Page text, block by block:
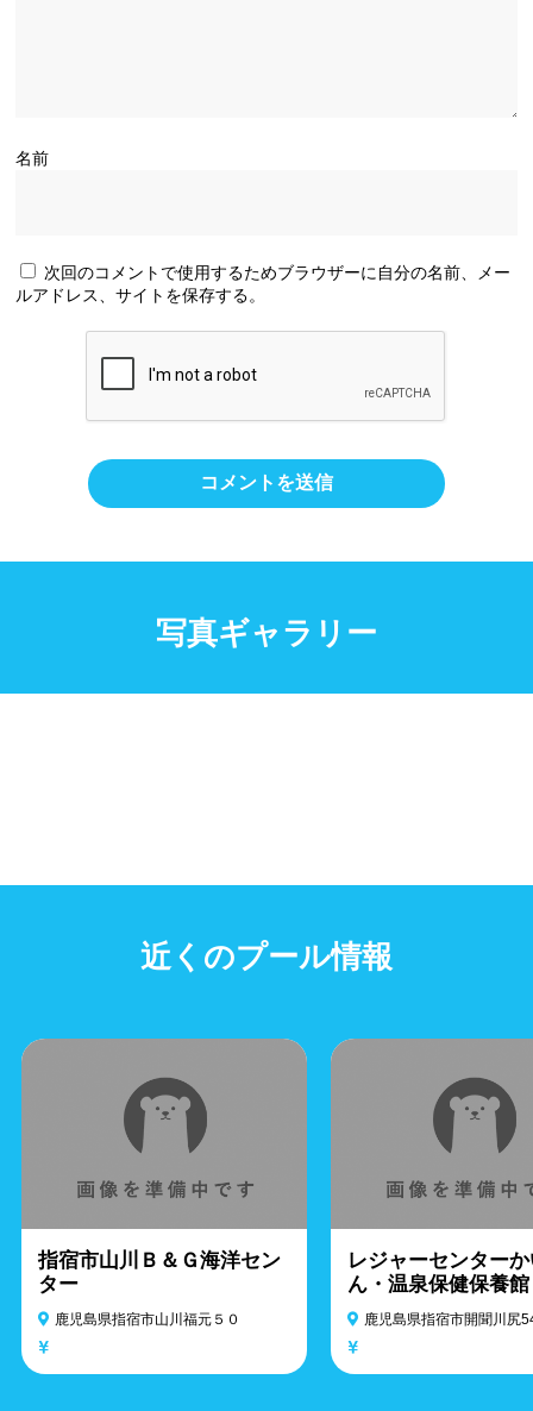
名前
次回のコメントで使用するためブラウザーに自分の名前、メー
ルアドレス、サイトを保存する。
写真ギャラリー
近くのプール情報
指宿市山川Ｂ＆Ｇ海洋セン
ター
鹿児島県指宿市山川福元５０
レジャーセンター
ん・温泉保健保養館
鹿児島県指宿市開聞川尻